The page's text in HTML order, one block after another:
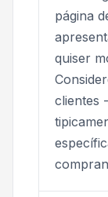
página
quiser
clientes